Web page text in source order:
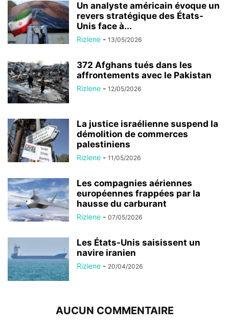
Un analyste américain évoque un
revers stratégique des États-
Unis face à...
Rizlene - 13/05/2026
372 Afghans tués dans les
affrontements avec le Pakistan
Rizlene - 12/05/2026
La justice israélienne suspend la
démolition de commerces
palestiniens
Rizlene - 11/05/2026
Les compagnies aériennes
européennes frappées par la
hausse du carburant
Rizlene - 07/05/2026
Les États-Unis saisissent un
navire iranien
Rizlene - 20/04/2026
AUCUN COMMENTAIRE